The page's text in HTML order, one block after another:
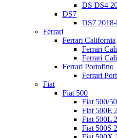
DS DS4
DS7
DS7 2018-
Ferrari
Ferrari California
Ferrari
Ferrari
Ferrari Portofino
Ferrari
Fiat
Fiat 500
Fiat 500/
Fiat 500E
Fiat 500L
Fiat 500S